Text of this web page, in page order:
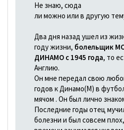
Не знаю, сюда
ли можно или в другую
Два дня назад ушел из
году жизни, болельщик
ДИНАМО с 1945 года, то
Англию.
Он мне передал свою
годов к Динамо(М) в
мячом . Он был лично
Последние годы отец
болезни и был совсем